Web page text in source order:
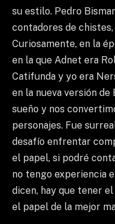
su estilo. Pedro
contadores de
Curiosamente, en la
en la que Adnet era
Catifunda y yo era
en la nueva versión
sueño y nos
personajes. Fue
desafío enfrentar
el papel, si podré
no tengo experiencia
dicen, hay que tener
el papel de la mejor